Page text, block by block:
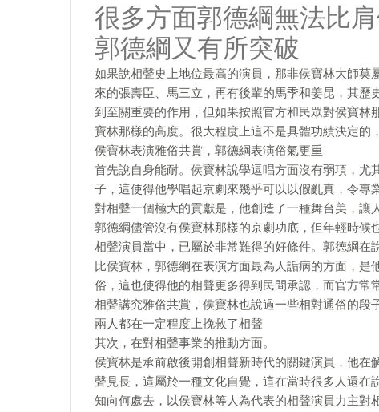
很多方面郭德綱無法比
郭德綱又有所突破
如果說相聲史上地位最高的演員，那非侯寶林大師
來的張壽臣、馬三立，再有後輩的馬季和姜昆，其
到至關重要的作用，但如果按照官方和民眾對侯寶
寶林那樣的高度。很大程度上這不是具體功績決定的
侯寶林表演雅俗共賞，郭德綱表演俗氣更重
首先說自身能耐。侯寶林說學逗唱方面沒有弱項，
子，這使得他學唱起京劇來幾乎可以以假亂真，令
對相聲一個極大的貢獻是，他創造了一種舞台美，讓
郭德綱儘管沒有侯寶林那樣的京劇功底，但年輕時
相聲演員當中，已屬於非常難得的好條件。郭德綱
比侯寶林，郭德綱在表演方面最為人詬病的方面，
俗，這也使得他的相聲更多得到民間承認，而官方常
相聲講究雅俗共賞，侯寶林也說過一些相對通俗的段
兩人都在一定程度上挽救了相聲
其次，在對相聲事業的推動方面。
侯寶林是承前啟後開創相聲新時代的關鍵演員，他
聲見長，這屬於一種文化自覺，這在當時很多人還
知向何處去，以侯寶林等人為代表的相聲演員力主